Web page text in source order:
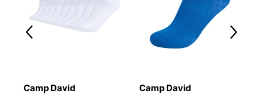
Camp David
Camp David